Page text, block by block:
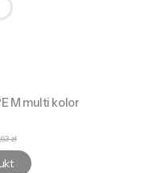
M multi kolor
zł